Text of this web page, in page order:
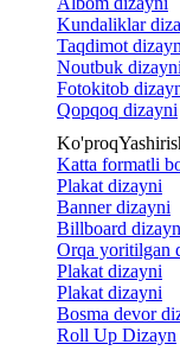
Kundaliklar
Taqdimot
Noutbuk dizayni
Fotokitob
Qopqoq dizayni
Ko'proq
Katta formatli
Plakat dizayni
Banner dizayni
Billboard
Orqa yoritilgan
Plakat dizayni
Plakat dizayni
Bosma devor
Roll Up Dizayn